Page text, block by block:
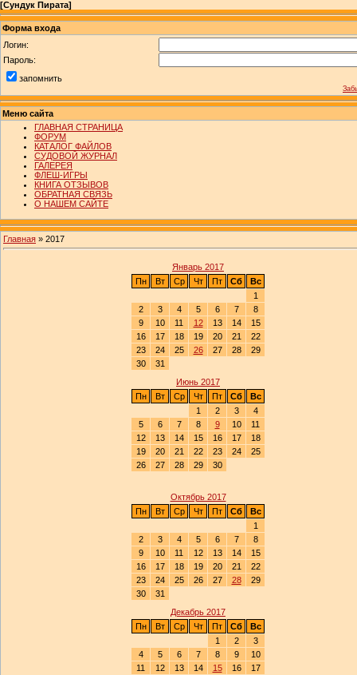
[Сундук Пирата]
Форма входа
Логин:
Пароль:
запомнить
Меню сайта
ГЛАВНАЯ СТРАНИЦА
ФОРУМ
КАТАЛОГ ФАЙЛОВ
СУДОВОЙ ЖУРНАЛ
ГАЛЕРЕЯ
ФЛЕШ-ИГРЫ
КНИГА ОТЗЫВОВ
ОБРАТНАЯ СВЯЗЬ
О НАШЕМ САЙТЕ
Главная » 2017
Январь 2017
Пн
Вт Ср Чт Пт Сб
Вс
1
2
3 4 5 6 7
8
9
10 11 12 13 14
15
16
17 18 19 20 21
22
23
24 25 26 27 28
29
30
31
Июнь 2017
Пн
Вт Ср Чт Пт Сб
Вс
1
2 3
4
5
6 7 8 9 10
11
12
13 14 15 16 17
18
19
20 21 22 23 24
25
26
27 28 29 30
Октябрь 2017
Пн
Вт Ср Чт Пт Сб
Вс
1
2
3 4 5 6 7
8
9
10 11 12 13 14
15
16
17 18 19 20 21
22
23
24 25 26 27 28
29
30
31
Декабрь 2017
Пн
Вт Ср Чт Пт Сб
Вс
1
2
3
4
5 6 7 8 9
10
11
12 13 14 15 16
17